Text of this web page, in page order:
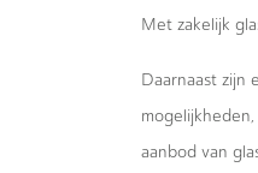
Met zakelijk
Daarnaast zijn
aanbod van